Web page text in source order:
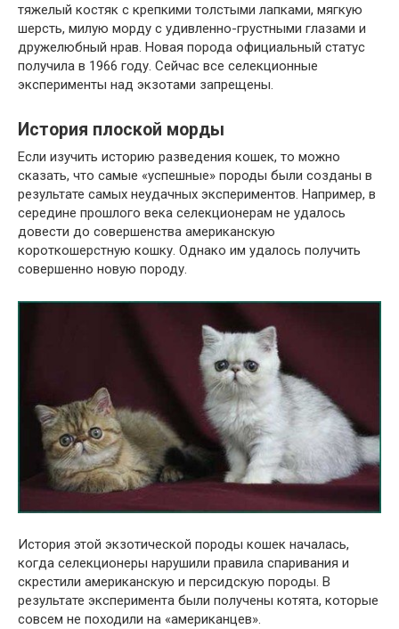
тяжелый костяк с крепкими толстыми лапками, мягкую
шерсть, милую морду с удивленно-грустными глазами и
дружелюбный нрав. Новая порода официальный статус
получила в 1966 году. Сейчас все селекционные
эксперименты над экзотами запрещены.
История плоской морды
Если изучить историю разведения кошек, то можно
сказать, что самые «успешные» породы были созданы в
результате самых неудачных экспериментов. Например, в
середине прошлого века селекционерам не удалось
довести до совершенства американскую
короткошерстную кошку. Однако им удалось получить
совершенно новую породу.
История этой экзотической породы кошек началась,
когда селекционеры нарушили правила спаривания и
скрестили американскую и персидскую породы. В
результате эксперимента были получены котята, которые
совсем не походили на «американцев».